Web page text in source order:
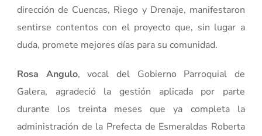
dirección de Cuencas, Riego y Drenaje, manifestaron
sentirse contentos con el proyecto que, sin lugar a
duda, promete mejores días para su comunidad.
Rosa Angulo, vocal del Gobierno Parroquial de
Galera, agradeció la gestión aplicada por parte
durante los treinta meses que ya completa la
administración de la Prefecta de Esmeraldas Roberta